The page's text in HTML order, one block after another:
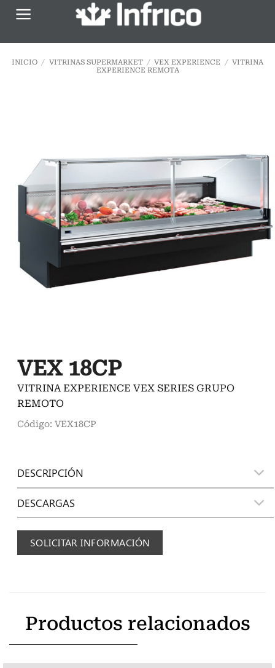
Saltar
INICIO / VITRINAS SUPERMARKET / VEX EXPERIENCE / VITRINA
EXPERIENCE REMOTA
VEX 18CP
VITRINA EXPERIENCE VEX SERIES GRUPO
REMOTO
Código: VEX18CP
DESCRIPCIÓN
DESCARGAS
SOLICITAR INFORMACIÓN
Productos relacionados